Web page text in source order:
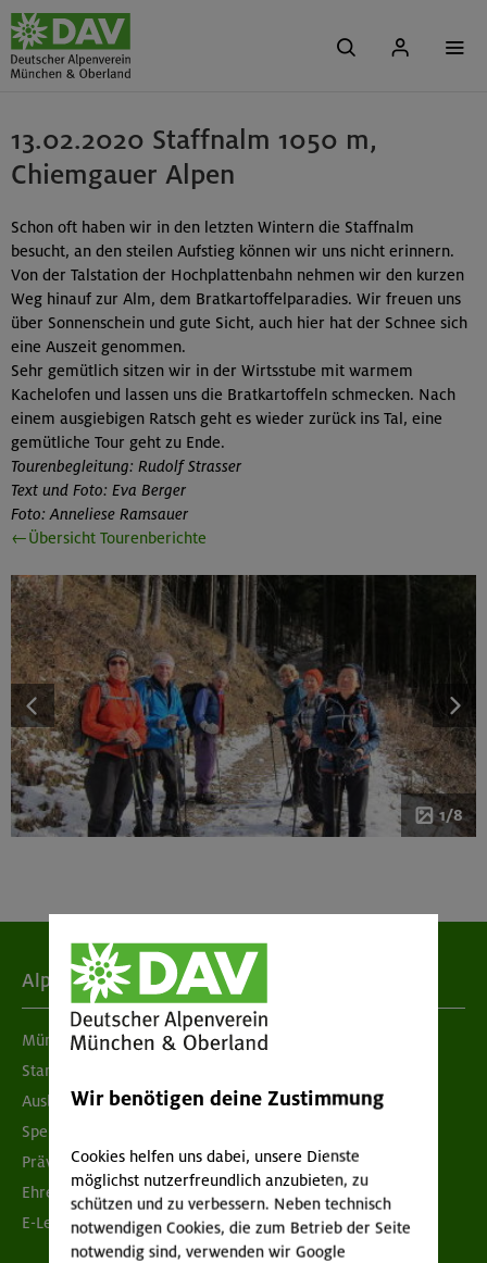
13.02.2020 Staffnalm 1050 m,
Chiemgauer Alpen
Schon oft haben wir in den letzten Wintern die Staffnalm
besucht, an den steilen Aufstieg können wir uns nicht erinnern.
Von der Talstation der Hochplattenbahn nehmen wir den kurzen
Weg hinauf zur Alm, dem Bratkartoffelparadies. Wir freuen uns
über Sonnenschein und gute Sicht, auch hier hat der Schnee sich
eine Auszeit genommen.
Sehr gemütlich sitzen wir in der Wirtsstube mit warmem
Kachelofen und lassen uns die Bratkartoffeln schmecken. Nach
einem ausgiebigen Ratsch geht es wieder zurück ins Tal, eine
gemütliche Tour geht zu Ende.
Tourenbegleitung: Rudolf Strasser
Text und Foto: Eva Berger
Foto: Anneliese Ramsauer
←Übersicht Tourenberichte
1/8
Alpenverein
München & Oberland
Standorte
Ausbildung & Jobs
Spenden
Prävention sexualisierter Gewalt
Ehrenamtsbörse
E-Learning
Wir benötigen deine Zustimmung
Cookies helfen uns dabei, unsere Dienste
möglichst nutzerfreundlich anzubieten, zu
schützen und zu verbessern. Neben technisch
notwendigen Cookies, die zum Betrieb der Seite
notwendig sind, verwenden wir Google